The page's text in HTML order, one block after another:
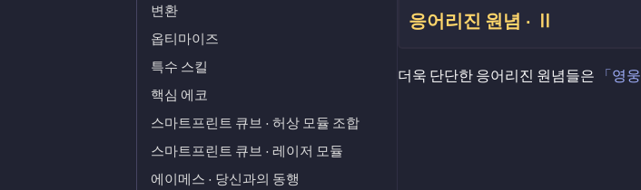
변환
옵티마이즈
특수 스킬
핵심 에코
스마트프린트 큐브 · 허상 모듈 조합
스마트프린트 큐브 · 레이저 모듈
에이메스 · 당신과의 동행
응어리진 원념 · Ⅱ
더욱 단단한 응어리진 원념들은 「영